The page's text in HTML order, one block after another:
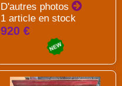
D'autres photos
1 article en stock
920 €